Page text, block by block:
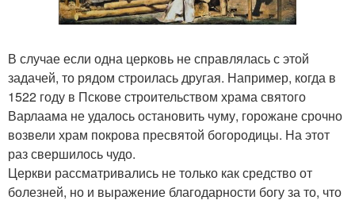
В случае если одна церковь не справлялась с этой
задачей, то рядом строилась другая. Например, когда в
1522 году в Пскове строительством храма святого
Варлаама не удалось остановить чуму, горожане срочно
возвели храм покрова пресвятой богородицы. На этот
раз свершилось чудо.
Церкви рассматривались не только как средство от
болезней, но и выражение благодарности богу за то, что